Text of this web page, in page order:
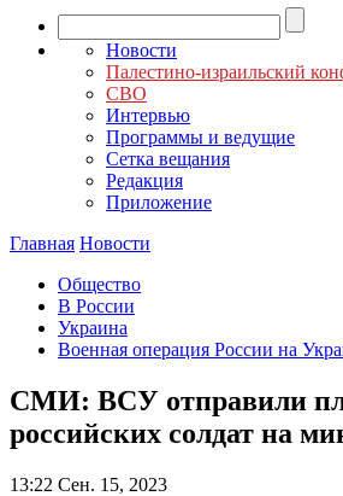
Новости
Палестино-израильский
СВО
Интервью
Программы и ведущие
Сетка вещания
Редакция
Приложение
Главная Новости
Общество
В России
Украина
Военная операция России на
СМИ: ВСУ отправили
российских солдат на
13:22 Сен. 15, 2023